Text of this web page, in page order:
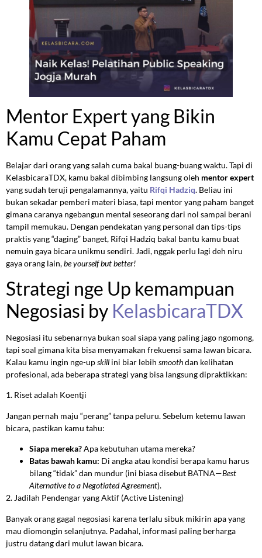
Mentor Expert yang Bikin
Kamu Cepat Paham
Belajar dari orang yang salah cuma bakal buang-buang waktu. Tapi di
KelasbicaraTDX, kamu bakal dibimbing langsung oleh mentor expert
yang sudah teruji pengalamannya, yaitu Rifqi Hadziq. Beliau ini
bukan sekadar pemberi materi biasa, tapi mentor yang paham banget
gimana caranya ngebangun mental seseorang dari nol sampai berani
tampil memukau. Dengan pendekatan yang personal dan tips-tips
praktis yang “daging” banget, Rifqi Hadziq bakal bantu kamu buat
nemuin gaya bicara unikmu sendiri. Jadi, nggak perlu lagi deh niru
gaya orang lain,be yourself but better!
Strategi nge Up kemampuan
Negosiasi by KelasbicaraTDX
Negosiasi itu sebenarnya bukan soal siapa yang paling jago ngomong,
tapi soal gimana kita bisa menyamakan frekuensi sama lawan bicara.
Kalau kamu ingin nge-upskill ini biar lebih smoothdan kelihatan
profesional, ada beberapa strategi yang bisa langsung dipraktikkan:
1. Riset adalah Koentji
Jangan pernah maju “perang” tanpa peluru. Sebelum ketemu lawan
bicara, pastikan kamu tahu:
Siapa mereka?Apa kebutuhan utama mereka?
Batas bawah kamu: Di angka atau kondisi berapa kamu harus
bilang “tidak” dan mundur (ini biasa disebut BATNA—Best
Alternative to a Negotiated Agreement).
2. Jadilah Pendengar yang Aktif (Active Listening)
Banyak orang gagal negosiasi karena terlalu sibuk mikirin apa yang
mau diomongin selanjutnya. Padahal, informasi paling berharga
justru datang dari mulut lawan bicara.